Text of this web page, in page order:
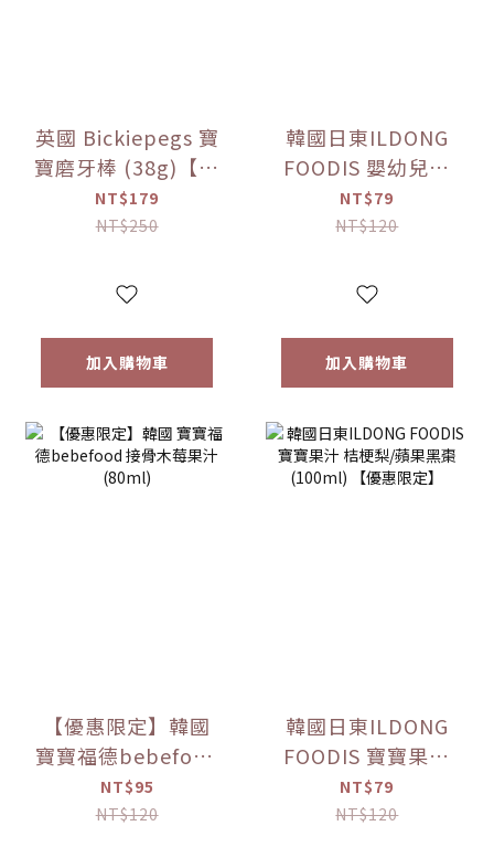
英國 Bickiepegs 寶
寶磨牙棒 (38g)【優
惠限定】
NT$179
NT$250
加入購物車
韓國日東ILDONG
FOODIS 嬰幼兒果
果 (100ml)【優惠
NT$79
NT$120
加入購物車
【優惠限定】韓國
寶寶福德bebefood
接骨木莓果汁
(80ml)
NT$95
NT$120
韓國日東ILDONG
FOODIS 寶寶果汁
桔梗梨/蘋果黑棗
(100ml) 【優惠限
NT$79
NT$120